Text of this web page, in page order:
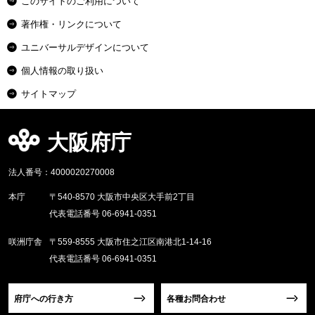
著作権・リンクについて
ユニバーサルデザインについて
個人情報の取り扱い
サイトマップ
大阪府庁
法人番号：4000020270008
本庁
〒540-8570 大阪市中央区大手前2丁目
代表電話番号 06-6941-0351
咲洲庁舎
〒559-8555 大阪市住之江区南港北1-14-16
代表電話番号 06-6941-0351
府庁への行き方 各種お問合わせ